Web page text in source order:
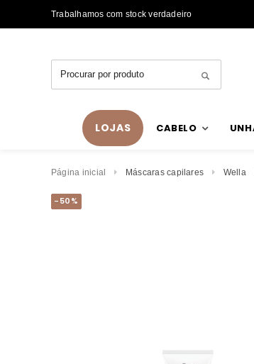
Trabalhamos com stock verdadeiro
LOJAS CABELO
Página inicial Máscaras capilares Wella
-50%